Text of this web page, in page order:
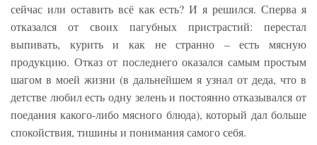
сейчас или оставить всё как есть? И я решился. Сперва я
отказался от своих пагубных пристрастий: перестал
выпивать, курить и как не странно – есть мясную
продукцию. Отказ от последнего оказался самым простым
шагом в моей жизни (в дальнейшем я узнал от деда, что в
детстве любил есть одну зелень и постоянно отказывался от
поедания какого-либо мясного блюда), который дал больше
спокойствия, тишины и понимания самого себя.